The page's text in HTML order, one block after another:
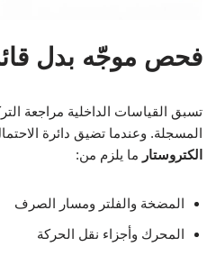
فحص موجّه بدل
تسبق القياسات الداخلية مراجعة
المسجلة. وعندما تضيق دائرة
الكتروستار ما يلزم من:
المضخة والفلتر ومسار الصرف
المحرك وأجزاء نقل الحركة